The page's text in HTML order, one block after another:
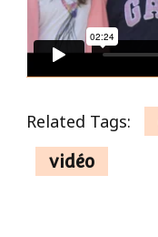
Related Tags:
vidéo